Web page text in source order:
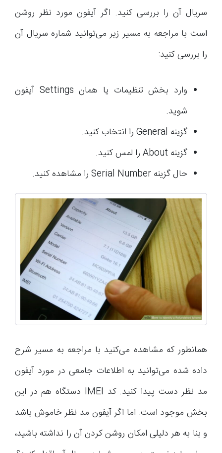
سریال آن را بررسی کنید. اگر آیفون مورد نظر روشن
است با مراجعه به مسیر زیر می‌توانید شماره سریال آن
را بررسی کنید:
وارد بخش تنظیمات یا همان Settings آیفون
شوید.
گزینه General را انتخاب کنید.
گزینه About را لمس کنید.
حال گزینه Serial Number را مشاهده کنید.
همانطور که مشاهده می‌کنید با مراجعه به مسیر شرح
داده شده می‌توانید به اطلاعات جامعی در مورد آیفون
مد نظر دست پیدا کنید. کد IMEI دستگاه هم در این
بخش موجود است. اما اگر آیفون مد نظر خاموش باشد
و بنا به هر دلیلی امکان روشن کردن آن را نداشته باشید،